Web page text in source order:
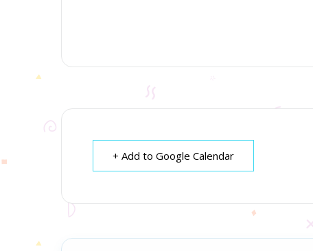
+ Add to Google Calendar